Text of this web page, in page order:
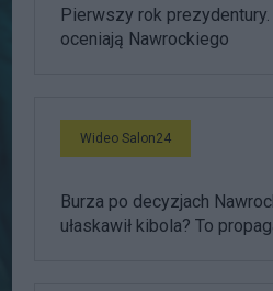
Pierwszy rok prezydentury.
oceniają Nawrockiego
Wideo Salon24
Burza po decyzjach
ułaskawił kibola? To